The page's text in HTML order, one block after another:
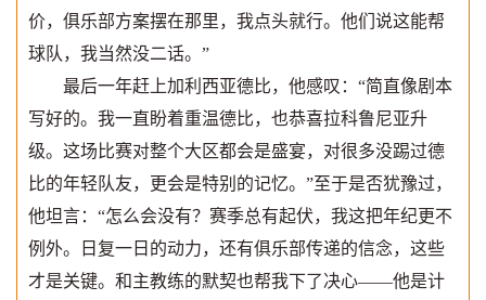
价，俱乐部方案摆在那里，我点头就行。他们说这能帮
球队，我当然没二话。”
最后一年赶上加利西亚德比，他感叹：“简直像剧本
写好的。我一直盼着重温德比，也恭喜拉科鲁尼亚升
级。这场比赛对整个大区都会是盛宴，对很多没踢过德
比的年轻队友，更会是特别的记忆。”至于是否犹豫过，
他坦言：“怎么会没有？赛季总有起伏，我这把年纪更不
例外。日复一日的动力，还有俱乐部传递的信念，这些
才是关键。和主教练的默契也帮我下了决心——他是计